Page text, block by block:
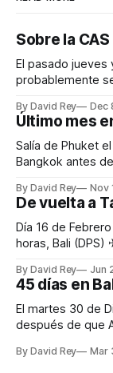
Sobre la
El pasado
probablemente
incomparable, el Círculo
organización
Bien es cierto
By David Rey Dec
Último mes
Salía de Phuket
Bangkok antes
am * Bangkok (DMK) 2:50 pm ✈ Siem Reap (REP) 3:45 pm
Los vuelos en
By David Rey Nov
De vuelta a
Día 16 de
horas, Bali
pasaría los siguientes
aeropuerto de
By David Rey Jun
45 días en
El martes 30 de
después de que
estaba tranquilo
By David Rey Mar